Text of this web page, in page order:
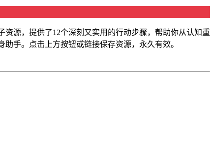
源，提供了12个深刻又实用的行动步骤，帮助你从认知重
手。点击上方按钮或链接保存资源，永久有效。